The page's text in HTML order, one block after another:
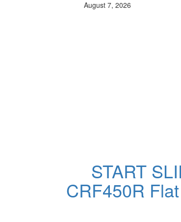
August 7, 2026
START
CRF450R